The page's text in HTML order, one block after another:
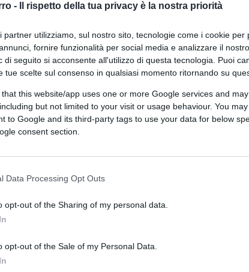
- Il rispetto della tua privacy è la nostra priorità
partner utilizziamo, sul nostro sito, tecnologie come i cookie per
fornire funzionalità per social media e analizzare il
di seguito si acconsente all'utilizzo di questa tecnologia. Puoi
tue scelte sul consenso in qualsiasi momento ritornando su
that this website/app uses one or more Google services and
but not limited to your visit or usage behaviour. You
to Google and its third-party tags to use your data for below
consent section.
Data Processing Opt Outs
opt-out of the Sharing of my personal data.
opt-out of the Sale of my Personal Data.
a seguito di un articolo in merito
no all’acqua, si al vaccino.”